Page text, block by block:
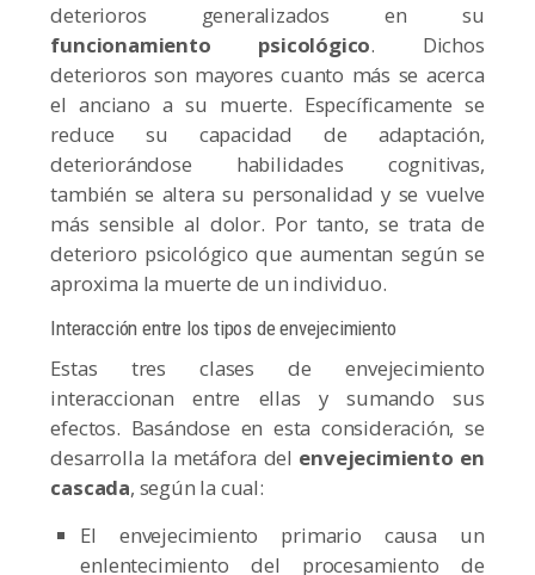
deterioros generalizados en su
funcionamiento psicológico. Dichos
deterioros son mayores cuanto más se acerca
el anciano a su muerte. Específicamente se
reduce su capacidad de adaptación,
deteriorándose habilidades cognitivas,
también se altera su personalidad y se vuelve
más sensible al dolor. Por tanto, se trata de
deterioro psicológico que aumentan según se
aproxima la muerte de un individuo.
Interacción entre los tipos de envejecimiento
Estas tres clases de envejecimiento
interaccionan entre ellas y sumando sus
efectos. Basándose en esta consideración, se
desarrolla la metáfora del envejecimiento en
cascada, según la cual:
El envejecimiento primario causa un
enlentecimiento del procesamiento de